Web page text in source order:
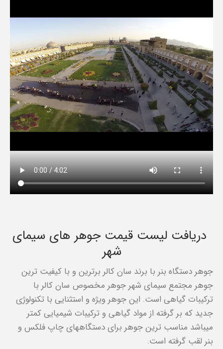
دریافت لیست قیمت جوهر های سیمای
شهر
جوهر دستگاه بنر با برند سان کالر برترین و با کیفیت ترین
جوهر مجتمع سیمای شهر جوهر مخصوص سان کالر با
ترکیبات گیاهی است. این جوهر ویژه و استثنایی با تکنولوژی
جدید که بر گرفته از مواد گیاهی و ترکیبات شیمیایی کمتر
میباشد مناسب ترین جوهر برای دستگاههای چاپ فلکس و
بنر لقب گرفته است.